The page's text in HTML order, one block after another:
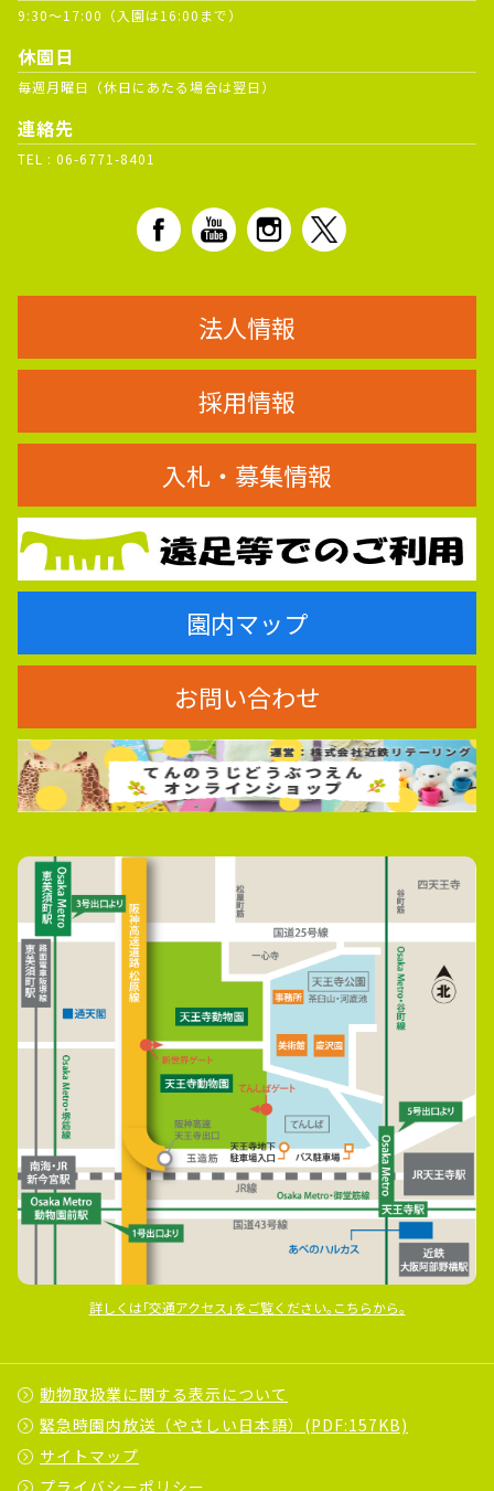
9:30～17:00（入園は16:00まで）
休園日
毎週月曜日（休日にあたる場合は翌日）
連絡先
TEL : 06-6771-8401
法人情報
採用情報
入札・募集情報
園内マップ
お問い合わせ
詳しくは｢交通アクセス｣をご覧ください｡こちらから｡
動物取扱業に関する表示について
緊急時園内放送（やさしい日本語）(PDF:157KB)
サイトマップ
プライバシーポリシー